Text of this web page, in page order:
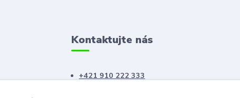
Kontaktujte nás
+421 910 222 333